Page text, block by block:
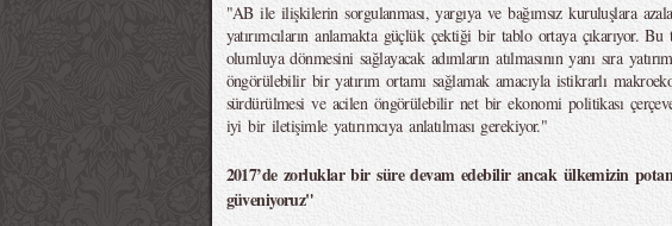
"AB ile ilişkilerin sorgulanması, yargıya ve bağımsız kuruluşlara
yatırımcıların anlamakta güçlük çektiği bir tablo ortaya çıkarıyor. Bu
olumluya dönmesini sağlayacak adımların atılmasının yanı sıra
öngörülebilir bir yatırım ortamı sağlamak amacıyla istikrarlı
sürdürülmesi ve acilen öngörülebilir net bir ekonomi politikası
iyi bir iletişimle yatırımcıya anlatılması gerekiyor."
2017’de zorluklar bir süre devam edebilir ancak ülkemizin
güveniyoruz"